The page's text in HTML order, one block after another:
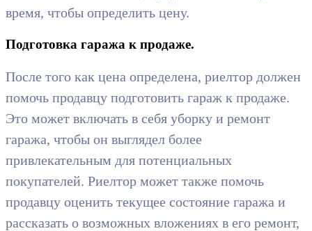
время, чтобы определить цену.
Подготовка гаража к продаже.
После того как цена определена, риелтор должен
помочь продавцу подготовить гараж к продаже.
Это может включать в себя уборку и ремонт
гаража, чтобы он выглядел более
привлекательным для потенциальных
покупателей. Риелтор может также помочь
продавцу оценить текущее состояние гаража и
рассказать о возможных вложениях в его ремонт,